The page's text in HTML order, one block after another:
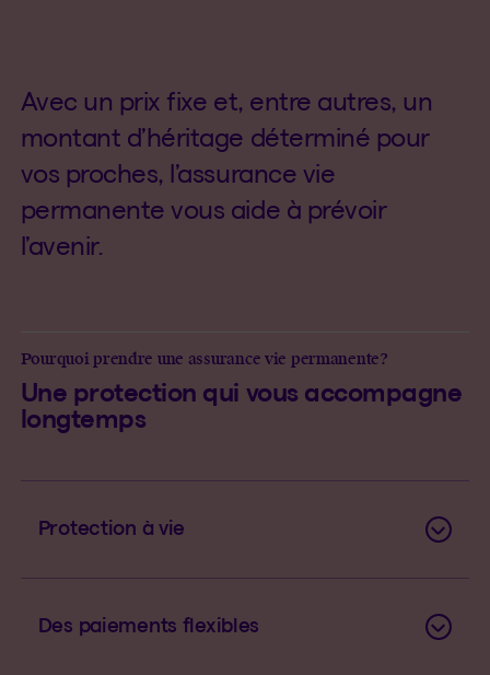
Avec un prix fixe et, entre autres, un
montant d’héritage déterminé pour
vos proches, l’assurance vie
permanente vous aide à prévoir
l’avenir.
Pourquoi prendre une assurance vie permanente?
Une protection qui vous accompagne
longtemps
Protection à vie
Des paiements flexibles